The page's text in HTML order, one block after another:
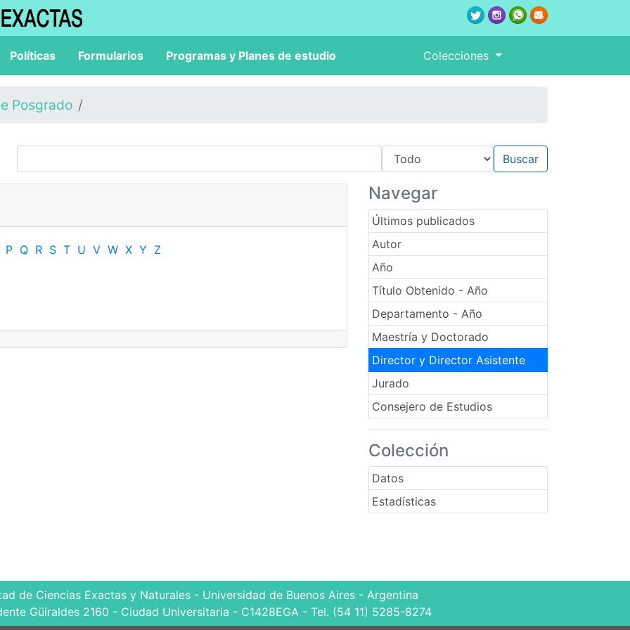
Políticas Formularios Programas y Planes de estudio Colecciones
Posgrado
Navegar
Últimos publicados
Autor
Año
Título Obtenido - Año
Departamento - Año
Maestría y Doctorado
Director y Director Asistente
Jurado
Consejero de Estudios
Colección
Datos
Estadísticas
P Q R S T U V W X Y Z
de Ciencias Exactas y Naturales - Universidad de Buenos Aires - Argentina
Güiraldes 2160 - Ciudad Universitaria - C1428EGA - Tel. (54 11) 5285-8274